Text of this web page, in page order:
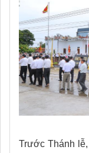
Trước Thánh